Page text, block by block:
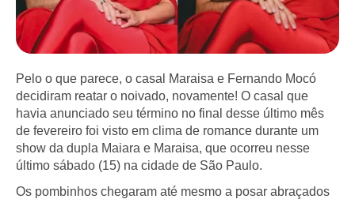
Pelo o que parece, o casal Maraisa e Fernando Mocó
decidiram reatar o noivado, novamente! O casal que
havia anunciado seu término no final desse último mês
de fevereiro foi visto em clima de romance durante um
show da dupla Maiara e Maraisa, que ocorreu nesse
último sábado (15) na cidade de São Paulo.
Os pombinhos chegaram até mesmo a posar abraçados